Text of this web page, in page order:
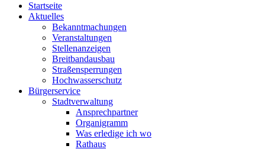
Startseite
Aktuelles
Bekanntmachungen
Veranstaltungen
Stellenanzeigen
Breitbandausbau
Straßensperrungen
Hochwasserschutz
Bürgerservice
Stadtverwaltung
Ansprechpartner
Organigramm
Was erledige ich wo
Rathaus